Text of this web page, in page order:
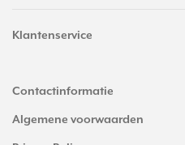
Klantenservice
Contactinformatie
Algemene voorwaarden